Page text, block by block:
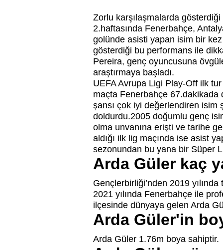
Zorlu karşılaşmalarda
2.haftasında Fenerbahçe,
golünde asisti yapan isim bir kez
gösterdiği bu performans ile
Pereira, genç oyuncusuna
araştırmaya başladı.
UEFA Avrupa Ligi Play-Off ilk
maçta Fenerbahçe 67.dakikada
şansı çok iyi değerlendiren isim
doldurdu.2005 doğumlu genç
olma unvanına erişti ve tarihe
aldığı ilk lig maçında ise asist
sezonundan bu yana bir Süper
Arda Güler kaç
Gençlerbirliği’nden 2019
2021 yılında Fenerbahçe ile
ilçesinde dünyaya gelen Arda
Arda Güler'in
Arda Güler 1.76m boya sahiptir.